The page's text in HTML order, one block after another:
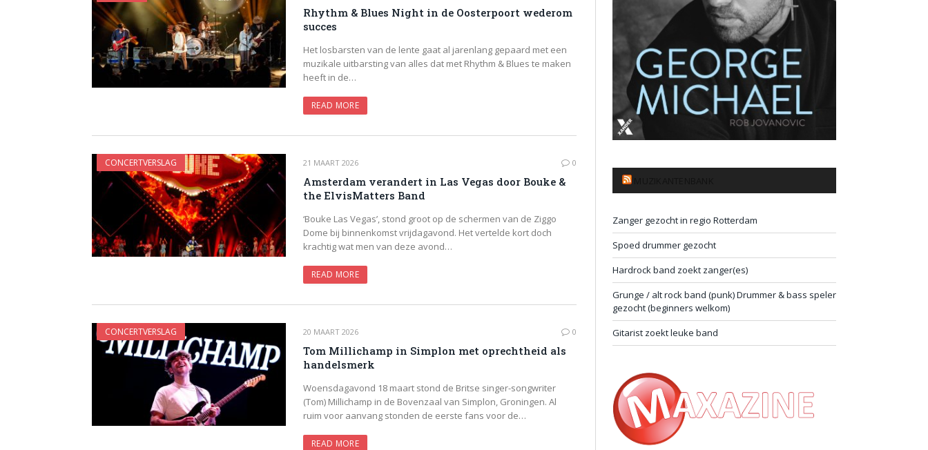
Rhythm & Blues Night in de Oosterpoort wederom
succes
Het losbarsten van de lente gaat al jarenlang gepaard met een
muzikale uitbarsting van alles dat met Rhythm & Blues te maken
heeft in de…
READ MORE
CONCERTVERSLAG 21 MAART 2026 0
Amsterdam verandert in Las Vegas door Bouke &
the ElvisMatters Band
‘Bouke Las Vegas’, stond groot op de schermen van de Ziggo
Dome bij binnenkomst vrijdagavond. Het vertelde kort doch
krachtig wat men van deze avond…
READ MORE
CONCERTVERSLAG 20 MAART 2026 0
Tom Millichamp in Simplon met oprechtheid als
handelsmerk
Woensdagavond 18 maart stond de Britse singer-songwriter
(Tom) Millichamp in de Bovenzaal van Simplon, Groningen. Al
ruim voor aanvang stonden de eerste fans voor de…
READ MORE
Zanger gezocht in regio Rotterdam
Spoed drummer gezocht
Hardrock band zoekt zanger(es)
Grunge / alt rock band (punk) Drummer & bass speler
gezocht (beginners welkom)
Gitarist zoekt leuke band